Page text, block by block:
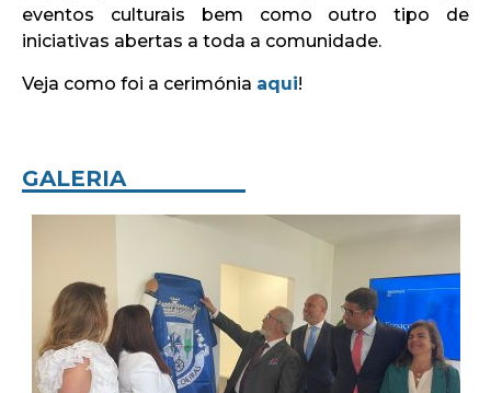
eventos culturais bem como outro tipo de
iniciativas abertas a toda a comunidade.
Veja como foi a cerimónia aqui!
GALERIA